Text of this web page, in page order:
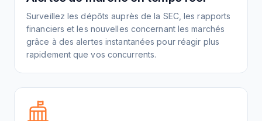
Surveillez les dépôts auprès de la SEC, les rapports
financiers et les nouvelles concernant les marchés
grâce à des alertes instantanées pour réagir plus
rapidement que vos concurrents.